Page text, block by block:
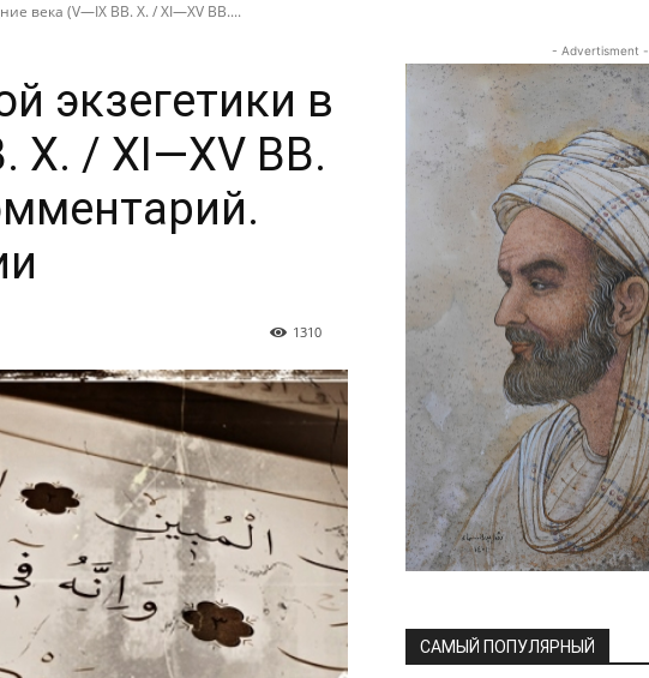
века (V—IX ВВ. Х. / XI—XV ВВ....
экзегетики в
Х. / XI—XV ВВ.
1310
- Advertisment -
САМЫЙ ПОПУЛЯРНЫЙ